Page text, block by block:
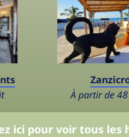
À partir de
ici pour voir tous les